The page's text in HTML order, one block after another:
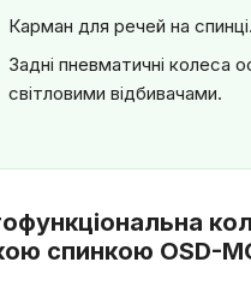
Карман для речей на спинці.
Задні пневматичні колеса
світловими відбивачами.
спинкою OSD-